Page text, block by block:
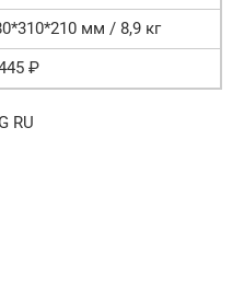
мм / 8,9 кг
₽
RU